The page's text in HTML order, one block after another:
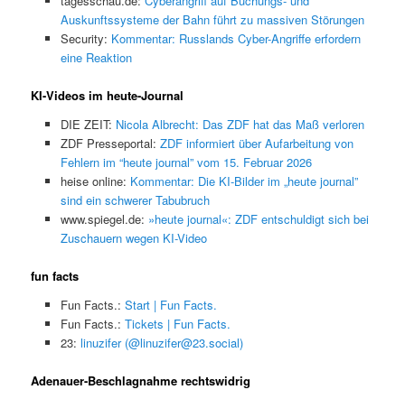
Auskunftssysteme der Bahn führt zu massiven Störungen
Security: Kommentar: Russlands Cyber-Angriffe erfordern
eine Reaktion
KI-Videos im heute-Journal
DIE ZEIT: Nicola Albrecht: Das ZDF hat das Maß verloren
ZDF Presseportal: ZDF informiert über Aufarbeitung von
Fehlern im “heute journal” vom 15. Februar 2026
heise online: Kommentar: Die KI-Bilder im „heute journal”
sind ein schwerer Tabubruch
www.spiegel.de: »heute journal«: ZDF entschuldigt sich bei
Zuschauern wegen KI-Video
fun facts
Fun Facts.: Start | Fun Facts.
Fun Facts.: Tickets | Fun Facts.
23: linuzifer (@linuzifer@23.social)
Adenauer-Beschlagnahme rechtswidrig